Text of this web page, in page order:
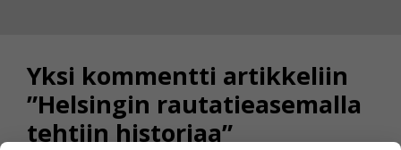
Yksi kommentti artikkeliin
”Helsingin rautatieasemalla
tehtiin historiaa”